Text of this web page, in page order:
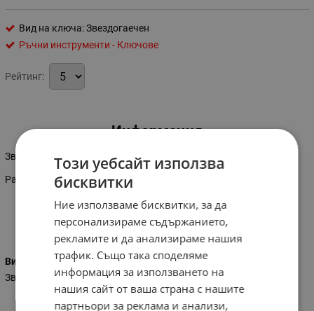
Вид на ключа: Звездогаечен
Ръчни инструменти - Ключове
Рейтинг:
Информация
Звездогаечен ключ Хром-Ванадиум.
Размер: 32 мм
Характеристики
Вид на ключа
Звездогаечен
Този уебсайт използва
бисквитки
Ние използваме бисквитки, за да
персонализираме съдържанието,
рекламите и да анализираме нашия
трафик. Също така споделяме
информация за използването на
нашия сайт от ваша страна с нашите
партньори за реклама и анализи,